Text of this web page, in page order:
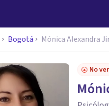
Bogotá Mónica Alexandra
No